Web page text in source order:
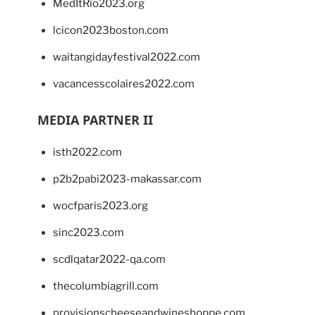
MedItRio2023.org
lcicon2023boston.com
waitangidayfestival2022.com
vacancesscolaires2022.com
MEDIA PARTNER II
isth2022.com
p2b2pabi2023-makassar.com
wocfparis2023.org
sinc2023.com
scdlqatar2022-qa.com
thecolumbiagrill.com